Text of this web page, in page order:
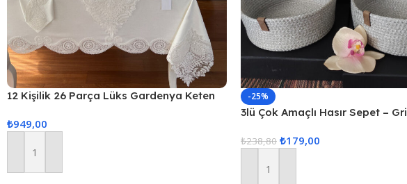
12 Kişilik 26 Parça Lüks Gardenya Keten
₺949,00
Sepete Ekle
-25%
3lü Çok Amaçlı Hasır Sepet – Gri
₺238,80 ₺179,00
Sepete Ekle